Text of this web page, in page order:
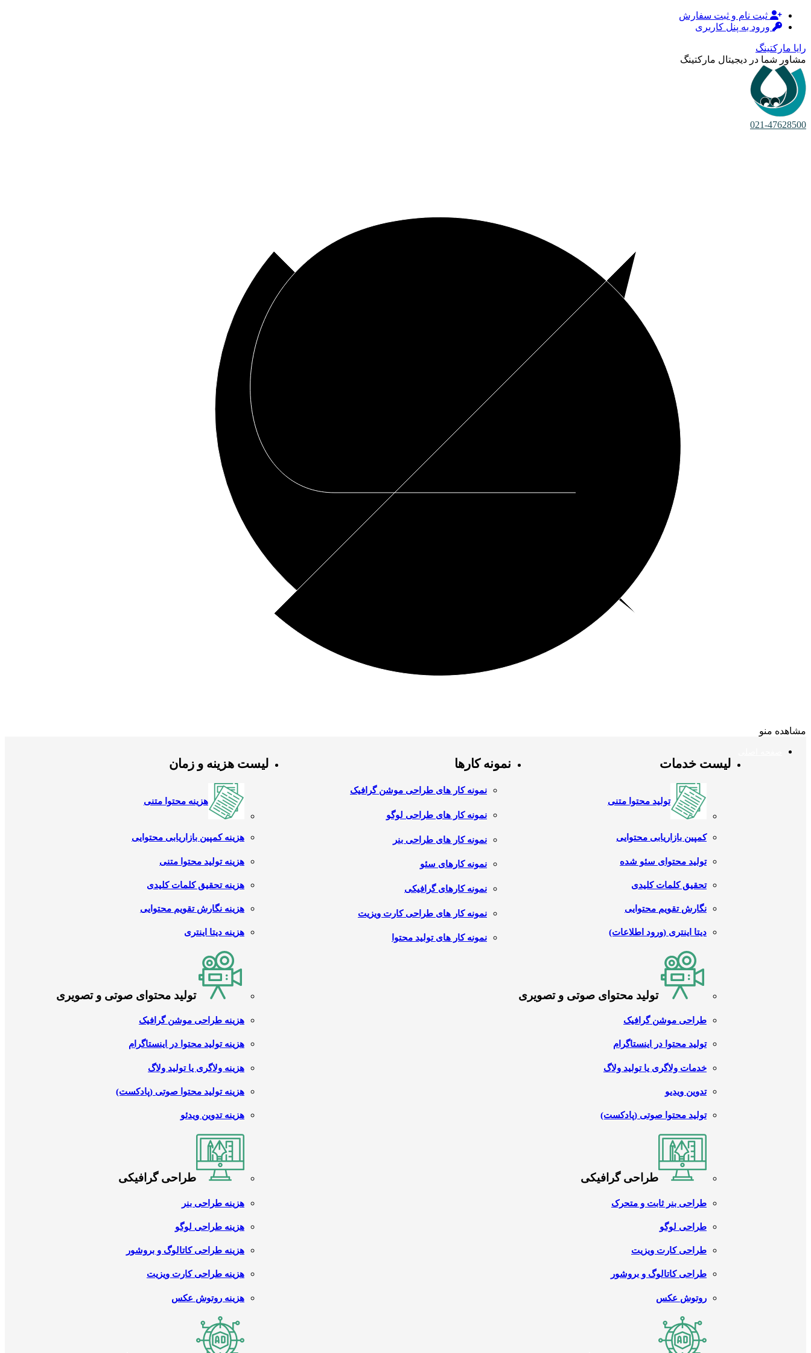
ثبت نام و ثبت سفارش
ورود به پنل کاربری
رایا مارکتینگ
مشاور شما در دیجیتال مارکتینگ
021-47628500
مشاهده منو
لیست خدمات
تولید محتوا متنی
کمپین بازاریابی محتوایی
تولید محتوای سئو شده
تحقیق کلمات کلیدی
نگارش تقویم محتوایی
دیتا اینتری (ورود اطلاعات)
تولید محتوای صوتی و تصویری
طراحی موشن گرافیک
تولید محتوا در اینستاگرام
خدمات ولاگری یا تولید ولاگ
تدوین ویدیو
تولید محتوا صوتی (پادکست)
طراحی گرافیکی
طراحی بنر ثابت و متحرک
طراحی لوگو
طراحی کارت ویزیت
طراحی کاتالوگ و بروشور
روتوش عکس
نمونه کارها
نمونه کار های طراحی موشن گرافیک
نمونه کار های طراحی لوگو
نمونه کار های طراحی بنر
نمونه کارهای سئو
نمونه کارهای گرافیکی
نمونه کار های طراحی کارت ویزیت
نمونه کار های تولید محتوا
لیست هزینه و زمان
هزینه محتوا متنی
هزینه کمپین بازاریابی محتوایی
هزینه تولید محتوا متنی
هزینه تحقیق کلمات کلیدی
هزینه نگارش تقویم محتوایی
هزینه دیتا اینتری
تولید محتوای صوتی و تصویری
هزینه طراحی موشن گرافیک
هزینه تولید محتوا در اینستاگرام
هزینه ولاگری یا تولید ولاگ
هزینه تولید محتوا صوتی (پادکست)
هزینه تدوین ویدئو
طراحی گرافیکی
هزینه طراحی بنر
هزینه طراحی لوگو
هزینه طراحی کاتالوگ و بروشور
هزینه طراحی کارت ویزیت
هزینه روتوش عکس